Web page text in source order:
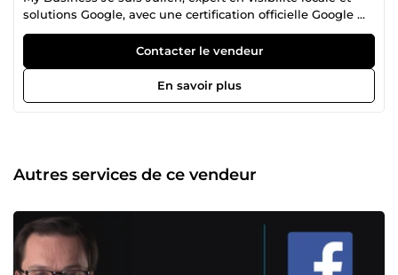
solutions Google, avec une certification officielle Google My
Business et plusieurs années d’expérience dans
l’accompagnement des entreprises locales. Mon objectif
est simple : maximiser votre présence en ligne pour attirer
davantage de clients dans votre zone géographique.
Pourquoi me choisir ? 1. Une expertise certifiée et reconnue
Mais mon savoir-faire ne s’arrête pas là ! 2. Des solutions
locales diversifiées Outre la création et l’optimisation de
services essentiels pour développer votre présence locale :
Gestion de votre réputation en ligne (avis clients, e-
réputation). Optimisation de votre présence sur d’autres
plateformes locales (Yelp, PagesJaunes, Bing Places).
Contacter le vendeur
En savoir plus
Autres services de ce vendeur